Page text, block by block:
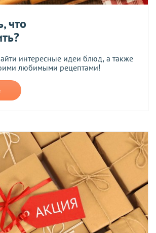
что
интересные идеи блюд, а также
любимыми рецептами!